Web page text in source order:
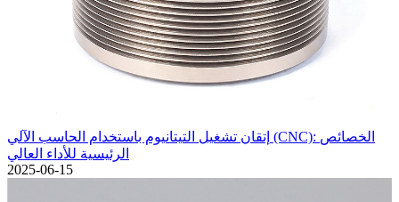
إتقان تشغيل التيتانيوم باستخدام الحاسب الآلي (CNC): الخصائص
الرئيسية للأداء العالي
2025-06-15